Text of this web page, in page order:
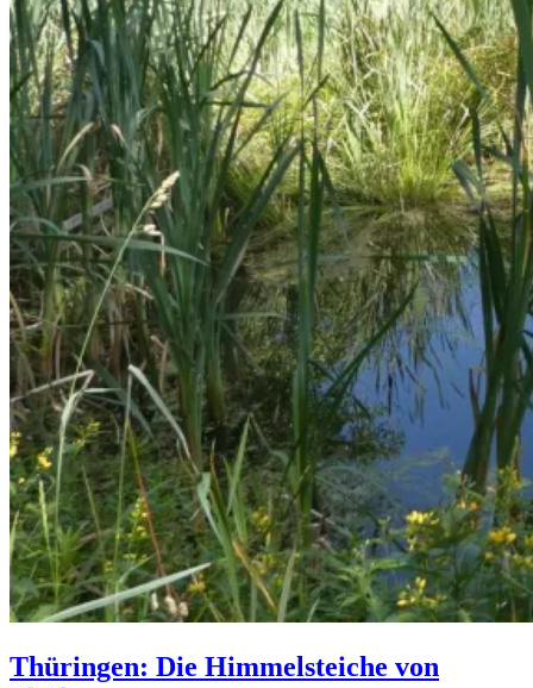
Thüringen: Die Himmelsteiche von